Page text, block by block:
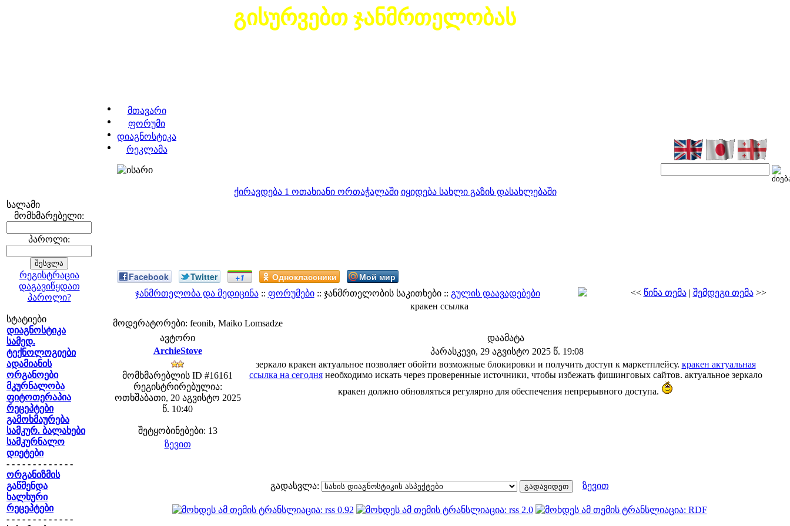
გისურვებთ ჯანმრთელობას
მთავარი
ფორუმი
დიაგნოსტიკა
რეკლამა
ქირავდება 1 ოთახიანი ორთაჭალაში იყიდება სახლი გაზის დასახლებაში
სალამი
მომხმარებელი:
პაროლი:
რეგისტრაცია
დაგავიწყდათ
პაროლი?
სტატიები
დიაგნოსტიკა
სამედ.
ტექნოლოგიები
ადამიანის
ორგანოები
მკურნალობა
ფიტოთერაპია
რეცეპტები
გამოხმაურება
სამკურ. ბალახები
სამკურნალო
დიეტები
- - - - - - - - - - - - -
ორგანიზმის
გაწმენდა
ხალხური
რეცეპტები
- - - - - - - - - - - - -
Facebook Twitter +1 Одноклассники Мой мир
ჯანმრთელობა და მედიცინა:: ფორუმები:: ჯანმრთელობის საკითხები :: გულის დაავადებები << წინა თემა| შემდეგი თემა>>
кракен ссылка
მოდერატორები: feonib, Maiko Lomsadze
ავტორი
დაამატა
ArchieStove
პარასკევი, 29 აგვისტო 2025 წ. 19:08
მომხმარებლის ID #16161
რეგისტრირებულია:
ოთხშაბათი, 20 აგვისტო 2025
წ. 10:40
შეტყობინებები: 13
зеркало кракен актуальное позволяет обойти возможные блокировки и получить доступ к маркетплейсу. кракен актуальная
ссылка на сегоднянеобходимо искать через проверенные источники, чтобы избежать фишинговых сайтов. актуальное зеркало
кракен должно обновляться регулярно для обеспечения непрерывного доступа.
ზევით
გადასვლა: ზევით